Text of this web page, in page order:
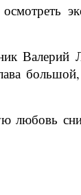
Валерий
глава
любовь